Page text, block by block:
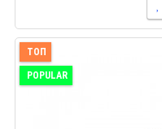
ТОП
POPULAR